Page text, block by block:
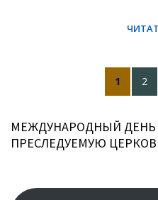
PAGE
1 2
МЕЖДУНАРОДНЫЙ
ПРЕСЛЕДУЕМУЮ